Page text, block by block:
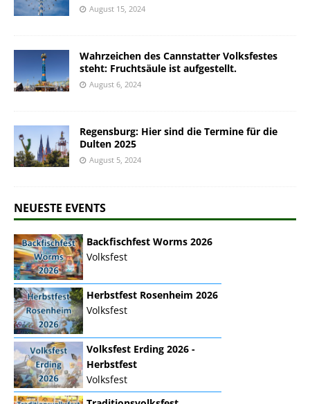
August 15, 2024
Wahrzeichen des Cannstatter Volksfestes
steht: Fruchtsäule ist aufgestellt.
August 6, 2024
Regensburg: Hier sind die Termine für die
Dulten 2025
August 5, 2024
NEUESTE EVENTS
Backfischfest Worms 2026
Volksfest
Herbstfest Rosenheim 2026
Volksfest
Volksfest Erding 2026 -
Herbstfest
Volksfest